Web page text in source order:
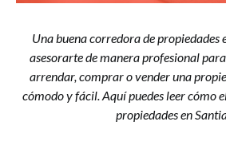
Una buena corredora de propiedades
asesorarte de manera profesional
arrendar, comprar o vender una
cómodo y fácil. Aquí puedes leer cómo
propiedades en